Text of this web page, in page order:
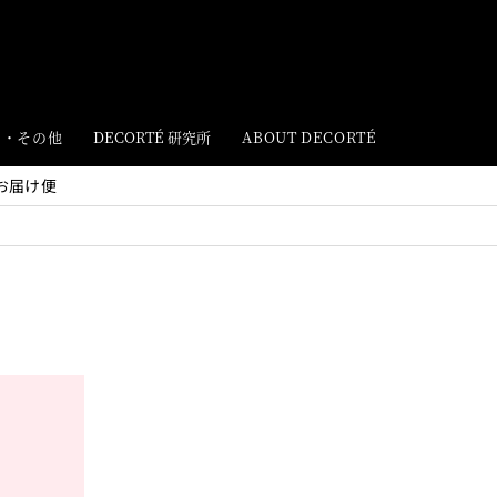
その他 DECORTÉ 研究所 ABOUT DECORTÉ
届け便